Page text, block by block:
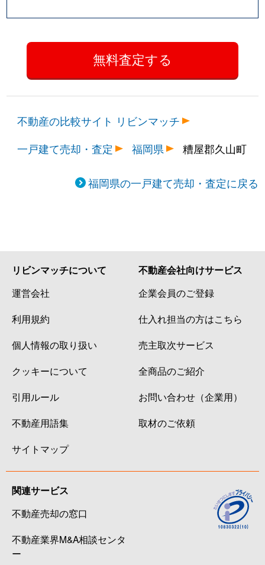
不動産の比較サイト リビンマッチ
一戸建て売却・査定
福岡県 糟屋郡久山町
福岡県の一戸建て売却・査定に戻る
リビンマッチについて
運営会社
利用規約
個人情報の取り扱い
クッキーについて
引用ルール
不動産用語集
サイトマップ
不動産会社向けサービス
企業会員のご登録
仕入れ担当の方はこちら
売主取次サービス
全商品のご紹介
お問い合わせ（企業用）
取材のご依頼
関連サービス
不動産売却の窓口
不動産業界M&A相談センタ
ー